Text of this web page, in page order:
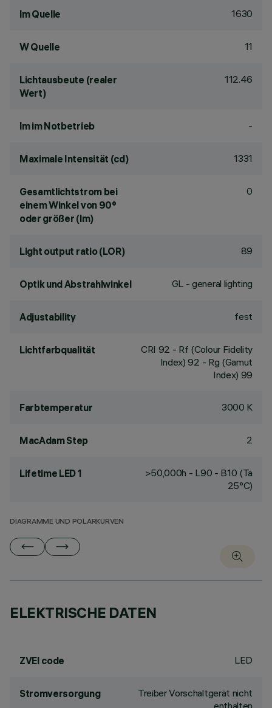
lm Quelle 1630
W Quelle 11
Lichtausbeute (realer
Wert)
112.46
lm im Notbetrieb -
Maximale Intensität (cd) 1331
Gesamtlichtstrom bei
einem Winkel von 90°
oder größer (lm)
0
Light output ratio (LOR) 89
Optik und Abstrahlwinkel GL - general lighting
Adjustability fest
Lichtfarbqualität CRI 92 - Rf (Colour Fidelity
Index) 92 - Rg (Gamut
Index) 99
Farbtemperatur 3000 K
MacAdam Step 2
Lifetime LED 1
>50,000h - L90 - B10 (Ta
25°C)
DIAGRAMME UND POLARKURVEN
ELEKTRISCHE DATEN
ZVEI code LED
Stromversorgung
Treiber Vorschaltgerät nicht
enthalten